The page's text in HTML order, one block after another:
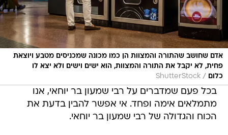
אדם שחושב שהתורה והמצוות הן כמו מכונה שמכניסים מטבע ויוצאת
פחית, לא יקבל את התורה והמצוות, הוא ישים וישים ולא יצא לו
כלום
/
ShutterStock
בכל פעם שמדברים על רבי שמעון בר יוחאי, אנו
מתמלאים אימה ופחד. אי אפשר להבין בדעת את
הכוח והגדולה של רבי שמעון בר יוחאי.